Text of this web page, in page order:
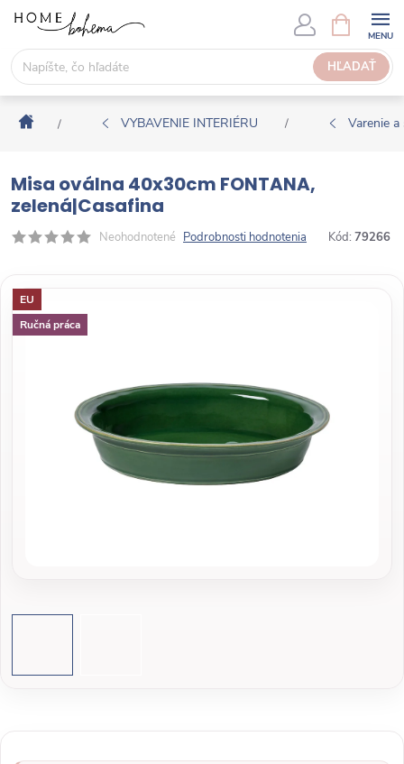
s
HĽADAŤ
Á
K
U
P
N
K
Domov
/ VYBAVENIE INTERIÉRU / Varenie
Misa oválna 40x30cm FONTANA,
zelená|Casafina
Neohodnotené Podrobnosti hodnotenia Kód: 79266
EU
Ručná práca